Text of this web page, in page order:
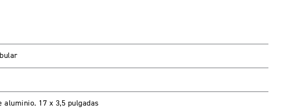
aluminio. 17 x 3,5 pulgadas
para acceder. Si aun no tienes una cuenta creada tendrás que